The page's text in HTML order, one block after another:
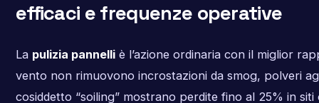
efficaci e frequenze operative
La pulizia pannelliè l’azione ordinaria con il miglior
vento non rimuovono incrostazioni da smog, polveri
cosiddetto “soiling” mostrano perdite fino al 25% in